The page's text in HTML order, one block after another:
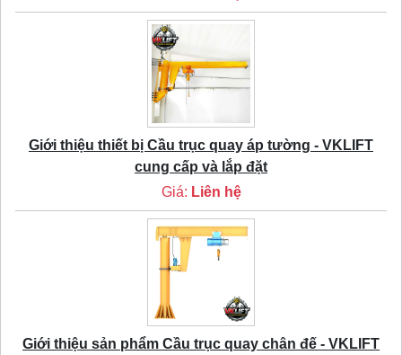
Giới thiệu thiết bị Cầu trục quay áp tường - VKLIFT
cung cấp và lắp đặt
Giá: Liên hệ
Giới thiệu sản phẩm Cầu trục quay chân đế - VKLIFT